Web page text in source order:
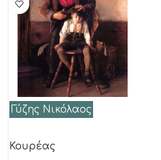
Γύζης Νικόλαος
Κουρέας